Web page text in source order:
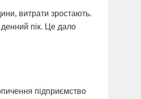
витрати зростають.
пік. Це дало
підприємство